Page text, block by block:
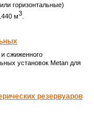
горизонтальные)
м3
и сжиженного
установок Metan для
резервуаров